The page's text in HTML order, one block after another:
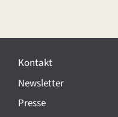
e
a
n
Kontakt
Newsletter
Presse